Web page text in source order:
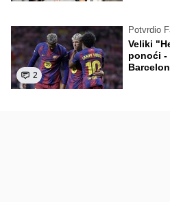
2
Potvrdio
Veliki
ponoći -